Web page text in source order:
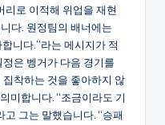
리로 이적해 위업을 재현
다. 원정팀의 배너에는
니다.”라는 메시지가 적
은 벵거가 다음 경기를
착하는 것을 좋아하지 않
미합니다. “조금이라도 기
그는 말했습니다. “승패